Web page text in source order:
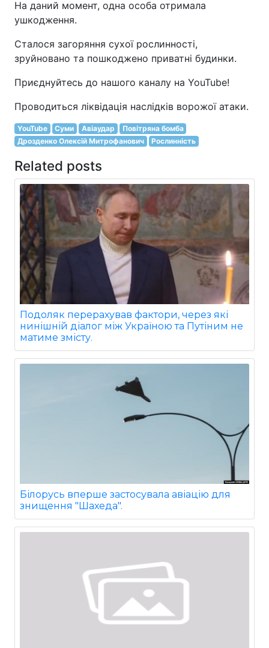
На даний момент, одна особа отримала
ушкодження.
Сталося загоряння сухої рослинності,
зруйновано та пошкоджено приватні будинки.
Приєднуйтесь до нашого каналу на YouTube!
Проводиться ліквідація наслідків ворожої атаки.
YouTube Суми Авіаудар
Повітряна бомба
Дрозденко Олексій Митрофанович
Рослинність
Related posts
Подоляк перерахував фактори, через які
нинішній діалог між Україною та Путіним не
матиме змісту.
Білорусь вперше застосувала авіацію для
знищення "Шахеда".